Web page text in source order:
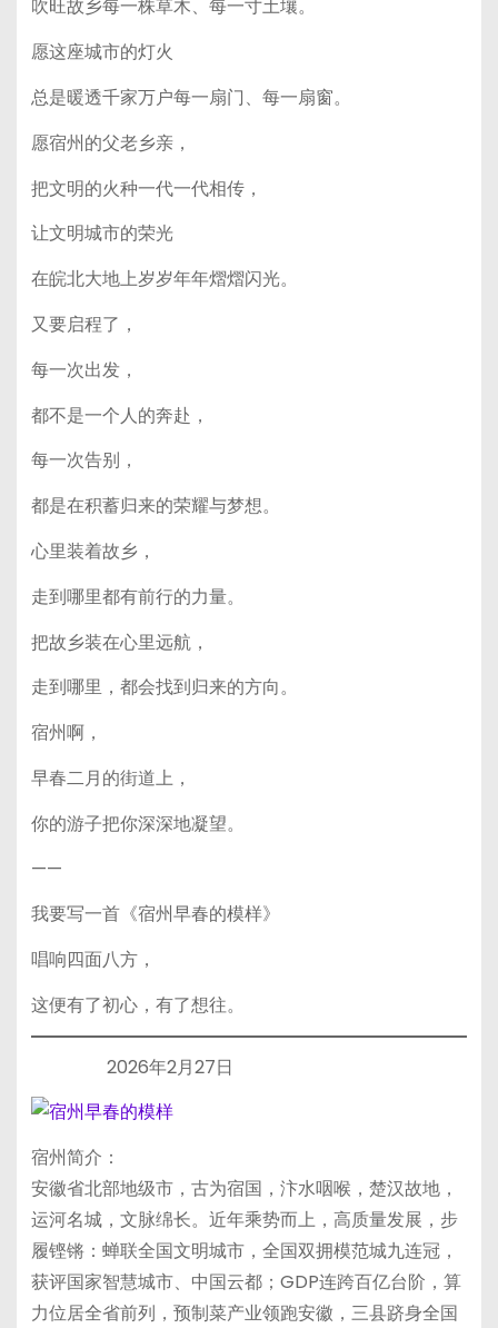
吹旺故乡每一株草木、每一寸土壤。
愿这座城市的灯火
总是暖透千家万户每一扇门、每一扇窗。
愿宿州的父老乡亲，
把文明的火种一代一代相传，
让文明城市的荣光
在皖北大地上岁岁年年熠熠闪光。
又要启程了，
每一次出发，
都不是一个人的奔赴，
每一次告别，
都是在积蓄归来的荣耀与梦想。
心里装着故乡，
走到哪里都有前行的力量。
把故乡装在心里远航，
走到哪里，都会找到归来的方向。
宿州啊，
早春二月的街道上，
你的游子把你深深地凝望。
——
我要写一首《宿州早春的模样》
唱响四面八方，
这便有了初心，有了想往。
2026年2月27日
宿州简介：
安徽省北部地级市，古为宿国，汴水咽喉，楚汉故地，
运河名城，文脉绵长。近年乘势而上，高质量发展，步
履铿锵：蝉联全国文明城市，全国双拥模范城九连冠，
获评国家智慧城市、中国云都；GDP连跨百亿台阶，算
力位居全省前列，预制菜产业领跑安徽，三县跻身全国